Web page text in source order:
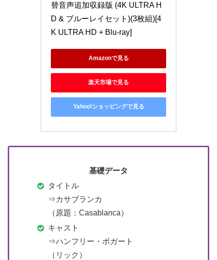
替音声追加収録版 (4K ULTRA H
D & ブルーレイセット)(3枚組)[4
K ULTRA HD + Blu-ray]
Amazonで見る
楽天市場で見る
Yahoo!ショッピングで見る
基礎データ
タイトル
⇒カサブランカ
（原題：Casablanca）
キャスト
⇒ハンフリー・ボガート
（リック）